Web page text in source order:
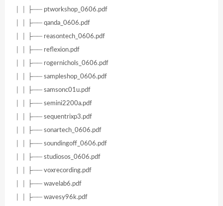
│ │ ├── ptworkshop_0606.pdf
│ │ ├── qanda_0606.pdf
│ │ ├── reasontech_0606.pdf
│ │ ├── reflexion.pdf
│ │ ├── rogernichols_0606.pdf
│ │ ├── sampleshop_0606.pdf
│ │ ├── samsonc01u.pdf
│ │ ├── semini2200a.pdf
│ │ ├── sequentrixp3.pdf
│ │ ├── sonartech_0606.pdf
│ │ ├── soundingoff_0606.pdf
│ │ ├── studiosos_0606.pdf
│ │ ├── voxrecording.pdf
│ │ ├── wavelab6.pdf
│ │ ├── wavesy96k.pdf